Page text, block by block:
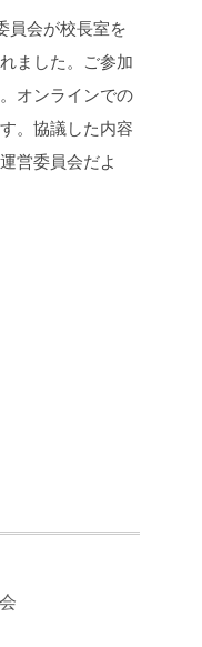
員会が校長室を
ました。ご参加
オンラインでの
。協議した内容
営委員会だよ